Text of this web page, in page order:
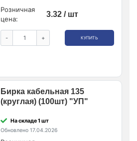
Розничная
цена:
3.32 / шт
- + КУПИТЬ
Бирка кабельная 135
(круглая) (100шт) "УП"
На складе 1 шт
Обновлено 17.04.2026